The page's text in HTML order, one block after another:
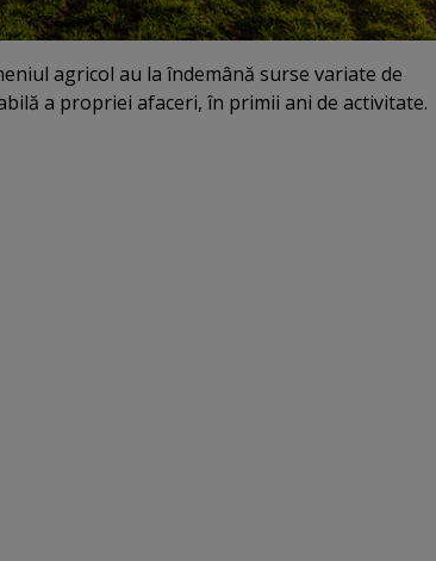
agricol au la îndemână surse variate de
a propriei afaceri, în primii ani de activitate.